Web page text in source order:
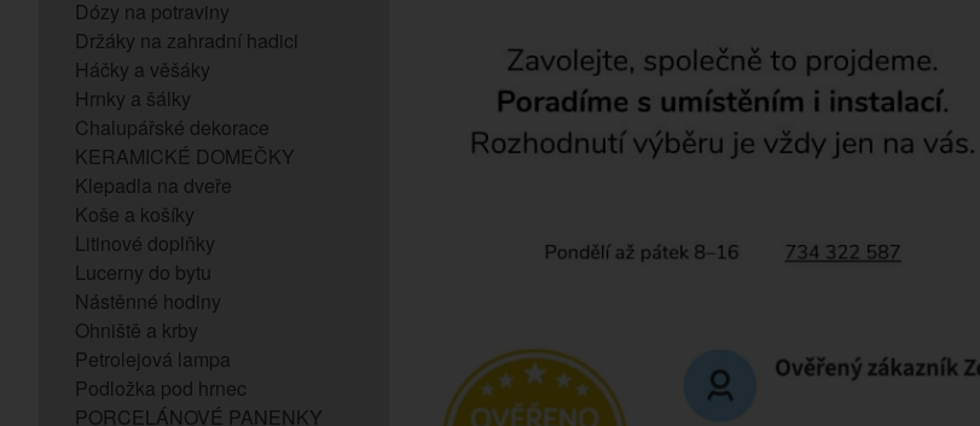
Dózy na potraviny
Držáky na zahradní hadici
Háčky a věšáky
Hrnky a šálky
Chalupářské dekorace
KERAMICKÉ DOMEČKY
Klepadla na dveře
Koše a košíky
Litinové doplňky
Lucerny do bytu
Nástěnné hodiny
Ohniště a krby
Petrolejová lampa
Podložka pod hrnec
PORCELÁNOVÉ PANENKY